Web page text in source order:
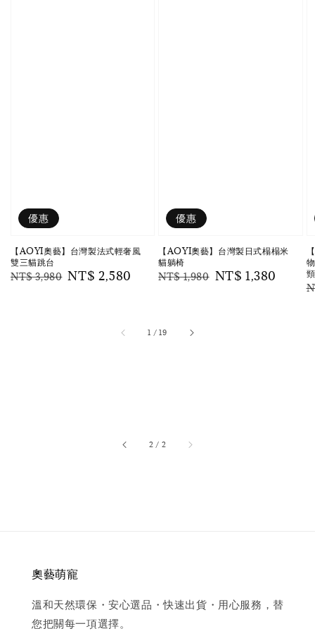
優惠
【AOYI奧藝】台灣製法式輕奢風
雙三貓跳台
Regular
NT$ 3,980 Sale
NT$ 2,580
優惠
【AOYI奧藝】台灣製日式榻榻米
貓躺椅
Regular
NT$ 1,980 Sale
NT$ 1,380
1 /19
2 / accessibility.of
2
奧藝萌寵
溫和天然環保・安心選品・快速出貨・用心服務，替
您把關每一項選擇。